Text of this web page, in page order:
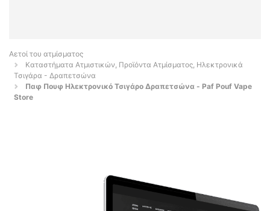
Αετοί του ατμίσματος
Καταστήματα Ατμιστικών, Προϊόντα Ατμίσματος, Ηλεκτρονικά
Τσιγάρα - Δραπετσώνα
Παφ Πουφ Ηλεκτρονικό Τσιγάρο Δραπετσώνα - Paf Pouf Vape
Store